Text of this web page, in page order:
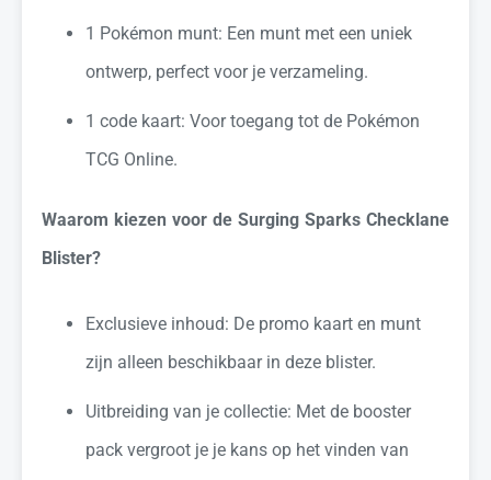
1 Pokémon munt: Een munt met een uniek
ontwerp, perfect voor je verzameling.
1 code kaart: Voor toegang tot de Pokémon
TCG Online.
Waarom kiezen voor de Surging Sparks Checklane
Blister?
Exclusieve inhoud: De promo kaart en munt
zijn alleen beschikbaar in deze blister.
Uitbreiding van je collectie: Met de booster
pack vergroot je je kans op het vinden van